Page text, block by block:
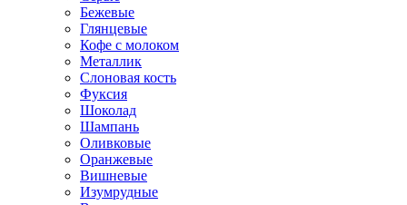
Бежевые
Глянцевые
Кофе с молоком
Металлик
Слоновая кость
Фуксия
Шоколад
Шампань
Оливковые
Оранжевые
Вишневые
Изумрудные